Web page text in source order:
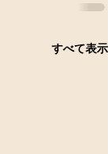
すべて表示